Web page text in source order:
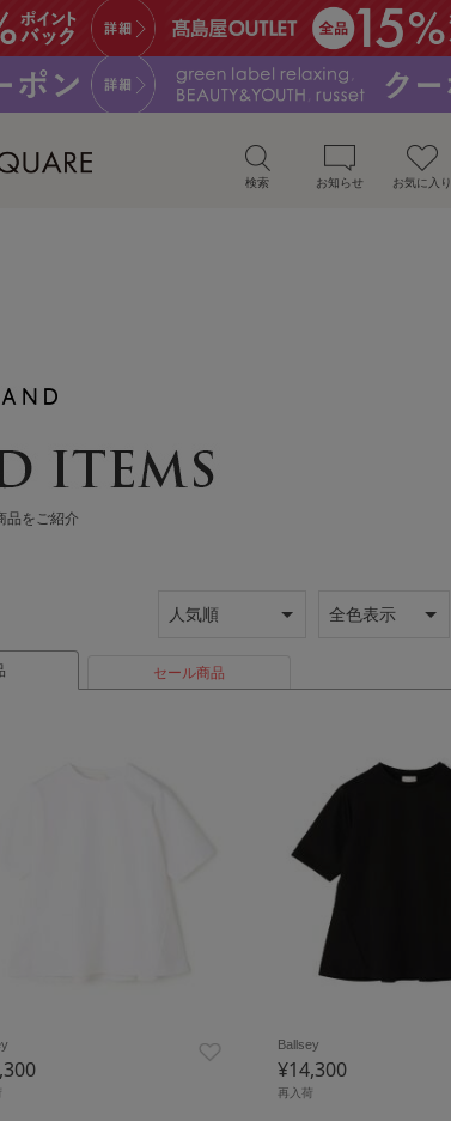
検索 お知らせ お気に入り
品をご紹介
セール商品
Ballsey
¥14,300
再入荷